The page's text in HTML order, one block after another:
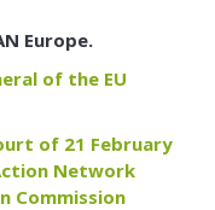
Europe.
of the EU
of 21 February
Network
Commission